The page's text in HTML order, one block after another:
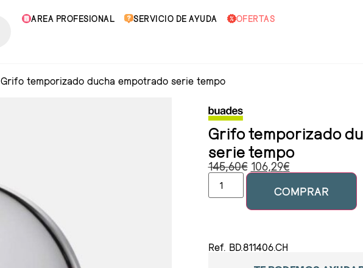
AREA PROFESIONAL SERVICIO DE AYUDA OFERTAS
Grifo temporizado ducha empotrado serie tempo
Grifo temporizado
serie tempo
145,60€ 106,29€
COMPRAR
Ref. BD.811406.CH